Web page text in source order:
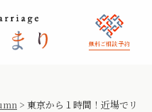
無料ご相談 予約
> 東京から１時間！近場でリ